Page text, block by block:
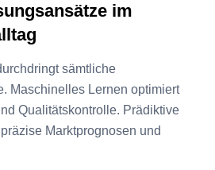
im
sämtliche
Maschinelles Lernen optimiert
Qualitätskontrolle. Prädiktive
Marktprognosen und